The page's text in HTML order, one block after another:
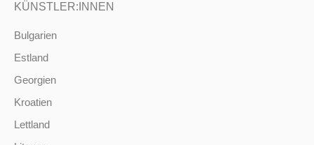
KÜNSTLER:INNEN
Bulgarien
Estland
Georgien
Kroatien
Lettland